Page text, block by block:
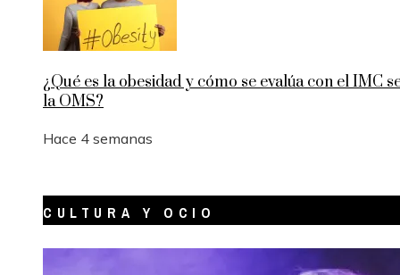
¿Qué es la obesidad y cómo se evalúa con el IMC
la OMS?
Hace 4 semanas
CULTURA Y OCIO